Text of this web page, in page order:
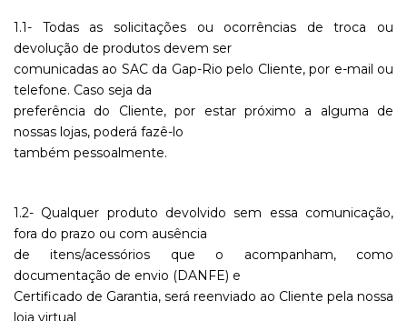
1.1- Todas as solicitações ou ocorrências de troca ou
devolução de produtos devem ser
comunicadas ao SAC da Gap-Rio pelo Cliente, por e-mail ou
telefone. Caso seja da
preferência do Cliente, por estar próximo a alguma de
nossas lojas, poderá fazê-lo
também pessoalmente.
1.2- Qualquer produto devolvido sem essa comunicação,
fora do prazo ou com ausência
de itens/acessórios que o acompanham, como
documentação de envio (DANFE) e
Certificado de Garantia, será reenviado ao Cliente pela nossa
loja virtual